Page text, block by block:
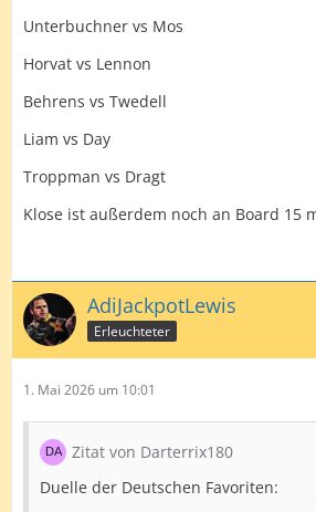
Unterbuchner vs Mos
Horvat vs Lennon
Behrens vs Twedell
Liam vs Day
Troppman vs Dragt
Klose ist außerdem noch an Board 15
AdiJackpotLewis
Erleuchteter
1. Mai 2026 um 10:01
Zitat von Darterrix180
Duelle der Deutschen Favoriten: